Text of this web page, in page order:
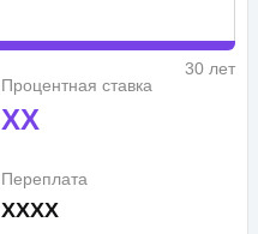
30 лет
Процентная ставка
XX
Переплата
XXXX